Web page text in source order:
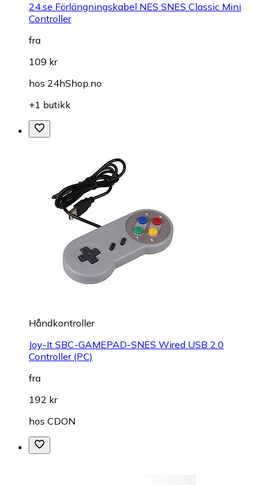
24.se Förlängningskabel NES SNES Classic Mini
Controller
fra
109 kr
hos 24hShop.no
+1 butikk
Håndkontroller
Joy-It SBC-GAMEPAD-SNES Wired USB 2.0
Controller (PC)
fra
192 kr
hos CDON